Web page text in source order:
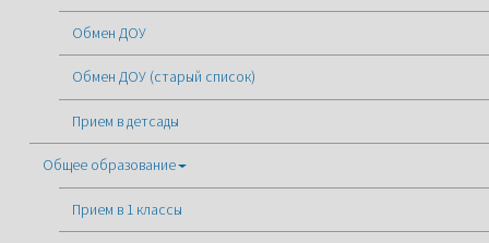
Обмен ДОУ
Обмен ДОУ (старый список)
Прием в детсады
Общее образование
Прием в 1 классы